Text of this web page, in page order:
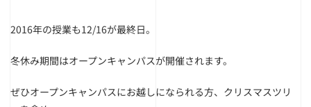
2016年の授業も12/16が最終日。
冬休み期間はオープンキャンパスが開催されます。
ぜひオープンキャンパスにお越しになられる方、クリスマスツリ